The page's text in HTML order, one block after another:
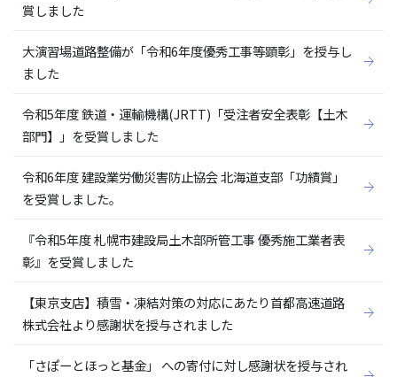
賞しました
大演習場道路整備が「令和6年度優秀工事等顕彰」を授与し
ました
令和5年度 鉄道・運輸機構(JRTT)「受注者安全表彰【土木
部門】」を受賞しました
令和6年度 建設業労働災害防止協会 北海道支部「功績賞」
を受賞しました。
『令和5年度 札幌市建設局土木部所管工事 優秀施工業者表
彰』を受賞しました
【東京支店】積雪・凍結対策の対応にあたり首都高速道路
株式会社より感謝状を授与されました
「さぽーとほっと基金」 への寄付に対し感謝状を授与され